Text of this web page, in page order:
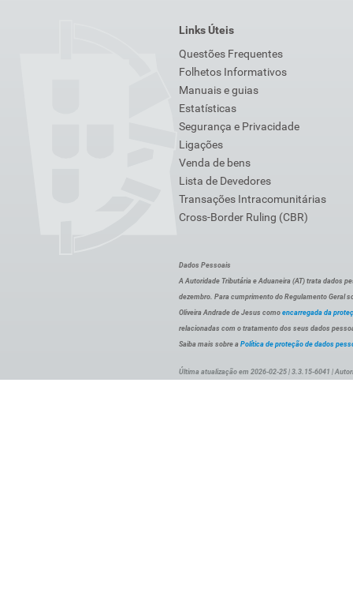
Links Úteis
Questões Frequentes
Folhetos Informativos
Manuais e guias
Estatísticas
Segurança e Privacidade
Ligações
Venda de bens
Lista de Devedores
Transações Intracomunitárias
Cross-Border Ruling (CBR)
Dados Pessoais
A Autoridade Tributária e Aduaneira (AT) trata dados
dezembro. Para cumprimento do Regulamento Geral
Oliveira Andrade de Jesus como encarregada da
relacionadas com o tratamento dos seus dados
Saiba mais sobre a Política de proteção de dados
Última atualização em 2026-02-25 | 3.3.15-6041 |